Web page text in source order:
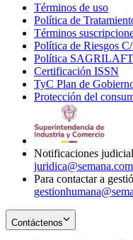
Términos de uso
in
new
Política de
Términos
Política de Riesgos
Política SAGRILAFT
Certificación ISSN
in
TyC Plan de
Protección del
Notificaciones
juridica@semana.com
Para contactar a
Contáctenos